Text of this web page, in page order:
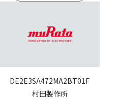
DE2E3SA472MA2BT01F
村田製作所